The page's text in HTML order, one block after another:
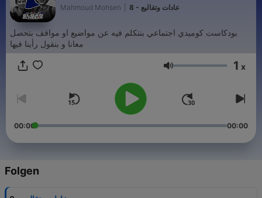
Mahmoud Mohsen 8 - عادات وتقاليع
بودكاست كوميدي اجتماعي بنتكلم فيه عن مواضيع او مواقف بتحصل
معانا و بنقول رأينا فيها
Lautstärke 1 x
00:00 00:00
Folgen